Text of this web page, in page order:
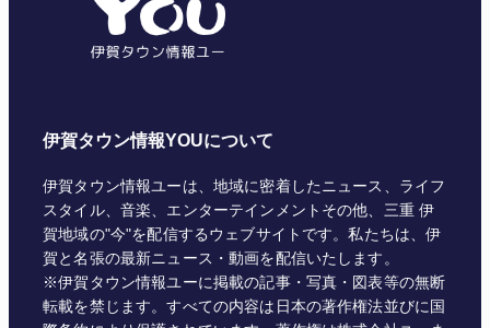
伊賀タウン情報YOUについて
伊賀タウン情報ユーは、地域に密着したニュース、ライフ
スタイル、音楽、エンターテインメントその他、三重 伊
賀地域の"今"を配信するウェブサイトです。私たちは、伊
賀と名張の最新ニュース・動画を配信いたします。
※伊賀タウン情報ユーに掲載の記事・写真・図表等の無断
転載を禁じます。すべての内容は日本の著作権法並びに国